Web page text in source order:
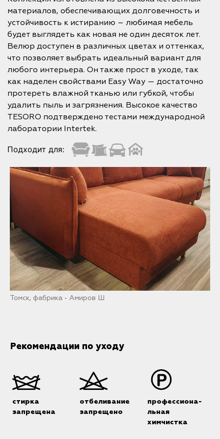
материалов, обеспечивающих долговечность и
устойчивость к истиранию – любимая мебель
будет выглядеть как новая не один десяток лет.
Велюр доступен в различных цветах и оттенках,
что позволяет выбрать идеальный вариант для
любого интерьера. Он также прост в уходе, так
как наделен свойствами Easy Way — достаточно
протереть влажной тканью или губкой, чтобы
удалить пыль и загрязнения. Высокое качество
TESORO подтверждено тестами международной
лаборатории Intertek.
Подходит для:
Томск, фабрика - Амиров Ш
Рекомендации по уходу
стирка
запрещена
отбеливание
запрещено
профессиона-
льная
химчистка